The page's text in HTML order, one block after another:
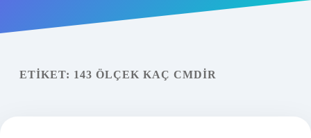
Yasal Uyarı
ETIKET: 143 ÖLÇEK KAÇ CMDIR